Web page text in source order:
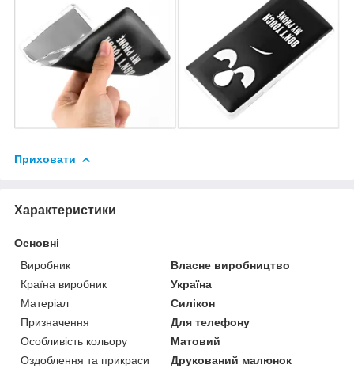
Приховати
Характеристики
Основні
Виробник
Власне виробництво
Країна виробник
Україна
Матеріал
Силікон
Призначення
Для телефону
Особливість кольору
Матовий
Оздоблення та прикраси
Друкований малюнок